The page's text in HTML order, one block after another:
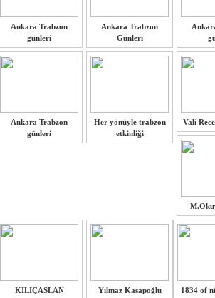
Ankara Trabzon
günleri
Ankara Trabzon
Günleri
Ankara Trabzon
günleri
Her yönüyle trabzon
etkinliği
Vali
KILIÇASLAN Yılmaz Kasapoğlu 1834 of